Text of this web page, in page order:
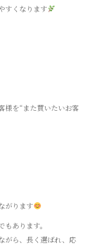
すくなります
様を“また買いたいお客
がります
あります。
がら、長く選ばれ、応